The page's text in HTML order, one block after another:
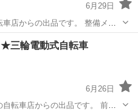
6月29日
店からの出品です。 整備メン
水色 8段切り替え式 前後タイ
み 防犯登録費用無料 基本引取希
骨董品
輪電動式自転車
6月26日
転車店からの出品です。 前後